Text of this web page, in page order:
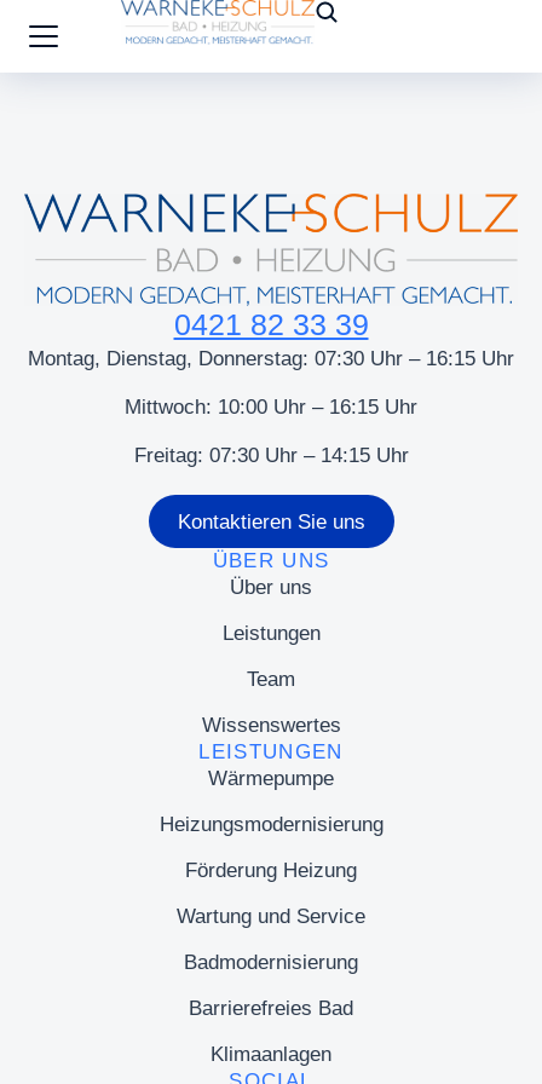
0421 82 33 39
Montag, Dienstag, Donnerstag: 07:30 Uhr – 16:15 Uhr
Mittwoch: 10:00 Uhr – 16:15 Uhr
Freitag: 07:30 Uhr – 14:15 Uhr
Kontaktieren Sie uns
ÜBER UNS
Über uns
Leistungen
Team
Wissenswertes
LEISTUNGEN
Wärmepumpe
Heizungsmodernisierung
Förderung Heizung
Wartung und Service
Badmodernisierung
Barrierefreies Bad
Klimaanlagen